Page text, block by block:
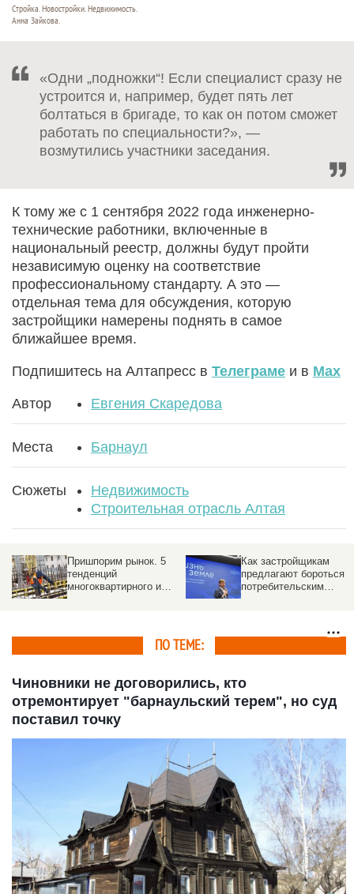
Стройка. Новостройки. Недвижимость.
Анна Зайкова.
«Одни „подножки“! Если специалист сразу не
устроится и, например, будет пять лет
болтаться в бригаде, то как он потом сможет
работать по специальности?», —
возмутились участники заседания.
К тому же с 1 сентября 2022 года инженерно-
технические работники, включенные в
национальный реестр, должны будут пройти
независимую оценку на соответствие
профессиональному стандарту. А это —
отдельная тема для обсуждения, которую
застройщики намерены поднять в самое
ближайшее время.
Подпишитесь на Алтапресс в Телеграме и в Max
Автор Евгения Скаредова
Места Барнаул
Сюжеты
Недвижимость
Строительная отрасль Алтая
Как застройщикам
предлагают бороться с
потребительским
Как живут застройщики
в условиях спада на
рынке недвижимости
ПО ТЕМЕ:
Чиновники не договорились, кто
отремонтирует "барнаульский терем", но суд
поставил точку